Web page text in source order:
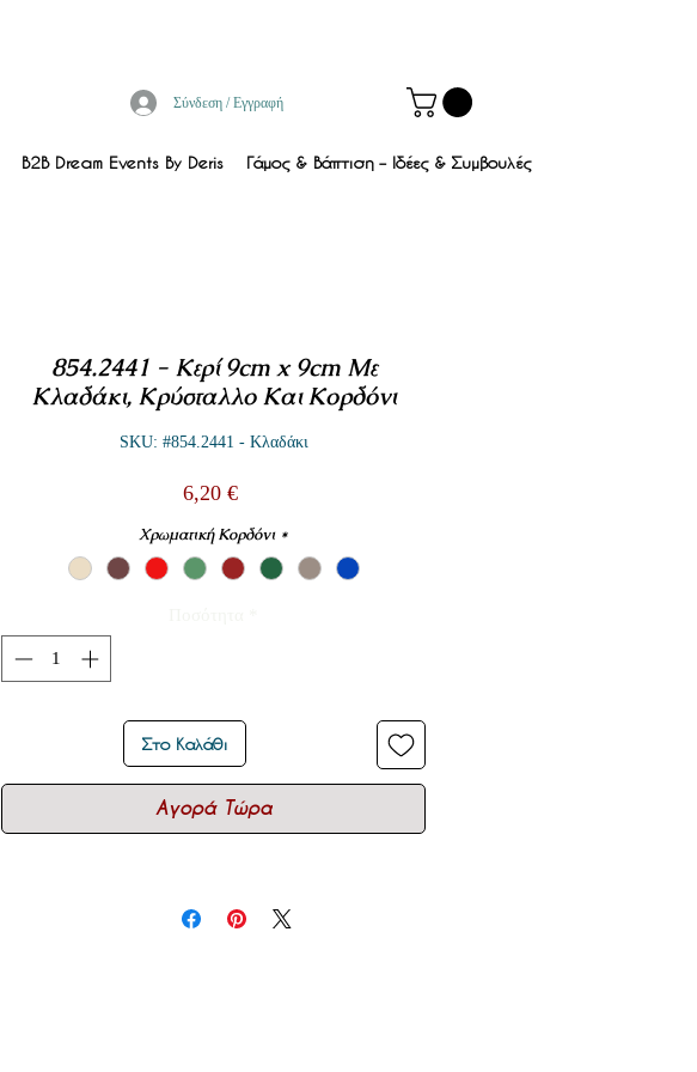
Σύνδεση / Εγγραφή
B2B Dream Events By Deris Γάμος & Βάπτιση – Ιδέες & Συμβουλές
854.2441 - Κερί 9cm x 9cm Με
Κλαδάκι, Κρύσταλλο Και Κορδόνι
SKU: #854.2441 - Κλαδάκι
6,20 €Τιμή
Χρωματική Κορδόνι *
Στο Καλάθι
Αγορά Τώρα